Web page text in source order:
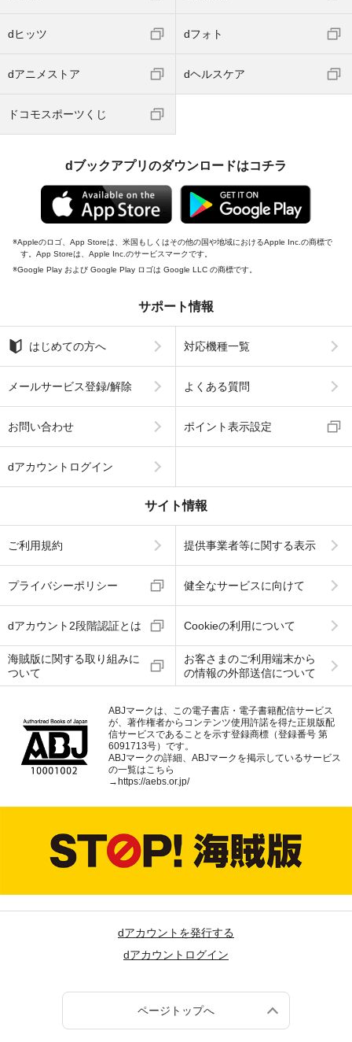
dヒッツ dフォト
dアニメストア dヘルスケア
ドコモスポーツくじ
dブックアプリのダウンロードはコチラ
Appleのロゴ、App Storeは、米国もしくはその他の国や地域におけるApple Inc.の商標で
す。App Storeは、Apple Inc.のサービスマークです。
Google Play および Google Play ロゴは Google LLC の商標です。
サポート情報
はじめての方へ 対応機種一覧
メールサービス登録/解除 よくある質問
お問い合わせ ポイント表示設定
dアカウントログイン
サイト情報
ご利用規約 提供事業者等に関する表示
プライバシーポリシー 健全なサービスに向けて
dアカウント2段階認証とは Cookieの利用について
海賊版に関する取り組みに
ついて
お客さまのご利用端末から
の情報の外部送信について
ABJマークは、この電子書店・電子書籍配信サービス
が、著作権者からコンテンツ使用許諾を得た正規版配
信サービスであることを示す登録商標（登録番号 第
6091713号）です。
ABJマークの詳細、ABJマークを掲示しているサービス
の一覧はこちら
→ https://aebs.or.jp/
dアカウントを発行する
dアカウントログイン
ページトップへ